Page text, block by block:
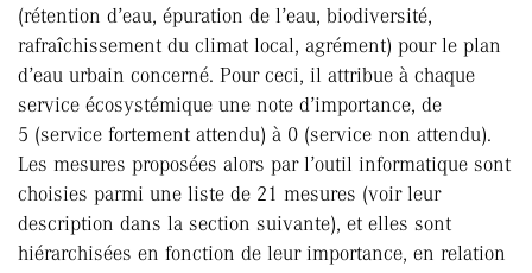
(rétention d’eau, épuration de l’eau, biodiversité,
rafraîchissement du climat local, agrément) pour le plan
d’eau urbain concerné. Pour ceci, il attribue à chaque
service écosystémique une note d’importance, de
5 (service fortement attendu) à 0 (service non attendu).
Les mesures proposées alors par l’outil informatique sont
choisies parmi une liste de 21 mesures (voir leur
description dans la section suivante), et elles sont
hiérarchisées en fonction de leur importance, en relation